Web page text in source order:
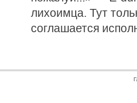
лихоимца. Тут
соглашается